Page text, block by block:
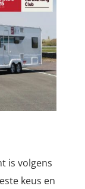
is volgens
keus en